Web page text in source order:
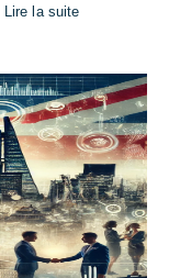
Lire la suite